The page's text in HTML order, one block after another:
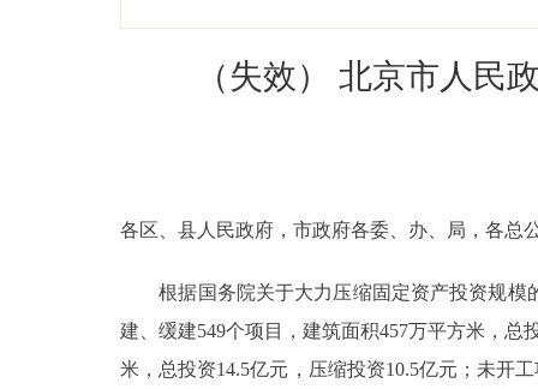
政策兑现
决策公开
政务服务
（失效） 北京市人民
各区、县人民政府，市政府各委、办、局，各总
根据国务院关于大力压缩固定资产投资规模
建、缓建549个项目，建筑面积457万平方米，总
米，总投资14.5亿元，压缩投资10.5亿元；未开